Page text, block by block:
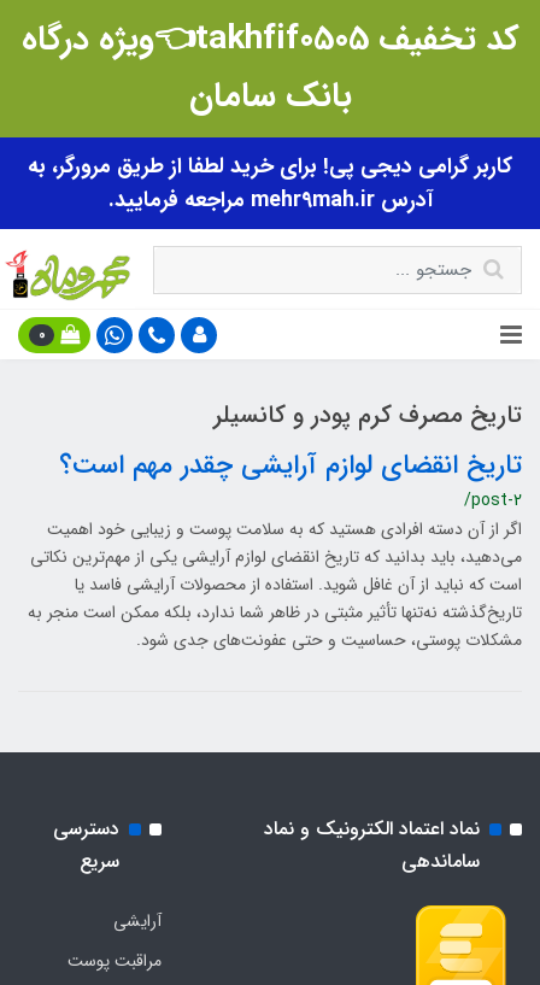
کد تخفیف takhfif0505👈ویژه درگاه
بانک سامان
کاربر گرامی دیجی پی! برای خرید لطفا از طریق مرورگر، به
آدرس mehr9mah.ir مراجعه فرمایید.
0
تاریخ مصرف کرم پودر و کانسیلر
تاریخ انقضای لوازم آرایشی چقدر مهم است؟
/post-2
اگر از آن دسته افرادی هستید که به سلامت پوست و زیبایی خود اهمیت
می‌دهید، باید بدانید که تاریخ انقضای لوازم آرایشی یکی از مهم‌ترین نکاتی
است که نباید از آن غافل شوید. استفاده از محصولات آرایشی فاسد یا
تاریخ‌گذشته نه‌تنها تأثیر مثبتی در ظاهر شما ندارد، بلکه ممکن است منجر به
مشکلات پوستی، حساسیت و حتی عفونت‌های جدی شود.
نماد اعتماد الکترونیک و نماد
ساماندهی
دسترسی
سریع
آرایشی
مراقبت پوست